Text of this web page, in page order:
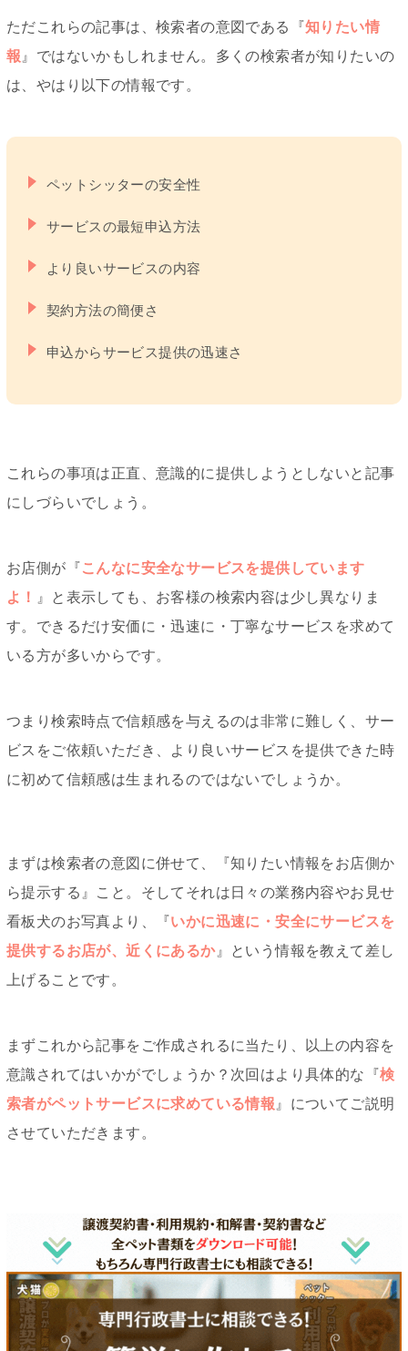
ただこれらの記事は、検索者の意図である『知りたい情
報 』ではないかもしれません。多くの検索者が知りたいの
は、やはり以下の情報です。
ペットシッターの安全性
サービスの最短申込方法
より良いサービスの内容
契約方法の簡便さ
申込からサービス提供の迅速さ
これらの事項は正直、意識的に提供しようとしないと記事
にしづらいでしょう。
お店側が『こんなに安全なサービスを提供しています
よ！
』と表示しても、お客様の検索内容は少し異なりま
す。できるだけ安価に・迅速に・丁寧なサービスを求めて
いる方が多いからです。
つまり検索時点で信頼感を与えるのは非常に難しく、サー
ビスをご依頼いただき、より良いサービスを提供できた時
に初めて信頼感は生まれるのではないでしょうか。
まずは検索者の意図に併せて、『知りたい情報をお店側か
ら提示する』こと。そしてそれは日々の業務内容やお見せ
看板犬のお写真より、『いかに迅速に・安全にサービスを
提供するお店が、近くにあるか』という情報を教えて差し
上げることです。
まずこれから記事をご作成されるに当たり、以上の内容を
意識されてはいかがでしょうか？次回はより具体的な『検
索者がペットサービスに求めている情報 』についてご説明
させていただきます。